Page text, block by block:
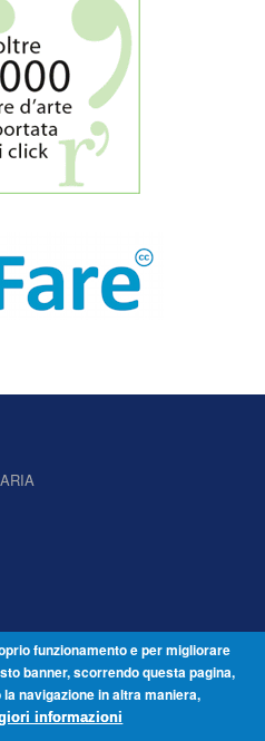
Fondazioni - Periodico telematico
n.7 del 22/07/2014 – ISSN 2421-2466
3488/U - 30123 Venezia - Italia -
funzionamento e per migliorare
banner, scorrendo questa pagina,
navigazione in altra maniera,
informazioni